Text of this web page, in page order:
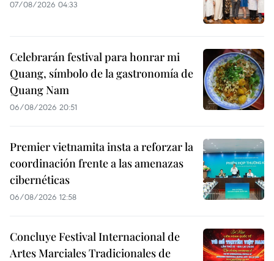
07/08/2026 04:33
Celebrarán festival para honrar mi
Quang, símbolo de la gastronomía de
Quang Nam
06/08/2026 20:51
Premier vietnamita insta a reforzar la
coordinación frente a las amenazas
cibernéticas
06/08/2026 12:58
Concluye Festival Internacional de
Artes Marciales Tradicionales de